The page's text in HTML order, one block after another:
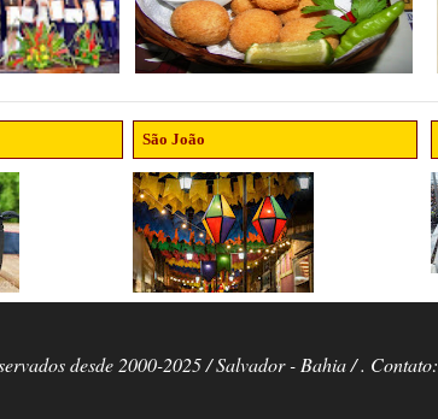
São João
desde 2000-2025 / Salvador - Bahia / .